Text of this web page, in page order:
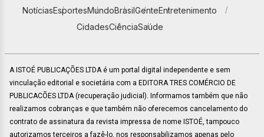
NotíciasEsportesMundoBrasilGenteEntretenimento
CidadesCiênciaSaúde
A ISTOÉ PUBLICAÇÕES LTDA é um portal digital independente e sem
vinculação editorial e societária com a EDITORA TRES COMÉRCIO DE
PUBLICACÕES LTDA (recuperação judicial). Informamos também que não
realizamos cobranças e que também não oferecemos cancelamento do
contrato de assinatura da revista impressa de nome ISTOÉ, tampouco
autorizamos terceiros a fazê-lo, nos responsabilizamos apenas pelo